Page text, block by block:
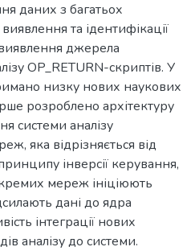
даних з багатьох
та ідентифікації
джерела
OP_RETURN-скриптів. У
низку нових наукових
розроблено архітектуру
системи аналізу
яка відрізняється від
інверсії керування,
мереж ініціюють
дані до ядра
інтеграції нових
аналізу до системи.